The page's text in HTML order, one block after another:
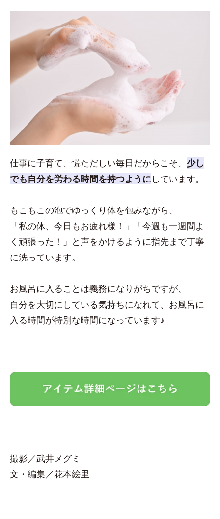
仕事に子育て、慌ただしい毎日だからこそ、 少し
でも自分を労わる時間を持つように しています。
もこもこの泡でゆっくり体を包みながら、
「私の体、今日もお疲れ様！」「今週も一週間よ
く頑張った！」と声をかけるように指先まで丁寧
に洗っています。
お風呂に入ることは義務になりがちですが、
自分を大切にしている気持ちになれて、お風呂に
入る時間が特別な時間になっています♪
撮影／武井メグミ
文・編集／花本絵里